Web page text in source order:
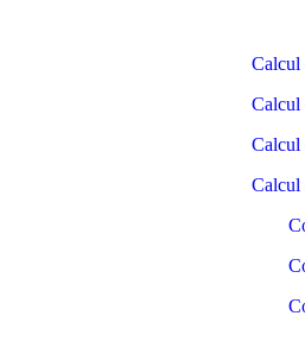
Calcul
Calcul
Calcul
Calcul